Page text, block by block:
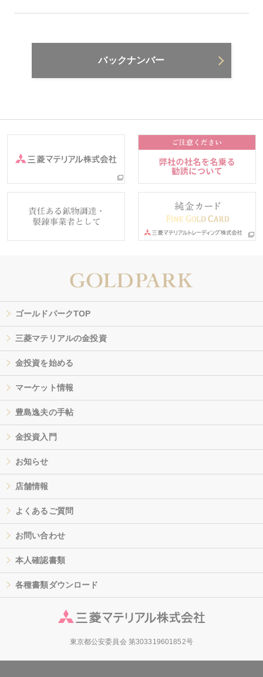
バックナンバー
ゴールドパークTOP
三菱マテリアルの金投資
金投資を始める
マーケット情報
豊島逸夫の手帖
金投資入門
お知らせ
店舗情報
よくあるご質問
お問い合わせ
本人確認書類
各種書類ダウンロード
東京都公安委員会 第303319601852号